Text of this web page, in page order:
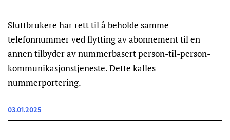
Sluttbrukere har rett til å beholde samme
telefonnummer ved flytting av abonnement til en
annen tilbyder av nummerbasert person-til-person-
kommunikasjonstjeneste. Dette kalles
nummerportering.
03.01.2025